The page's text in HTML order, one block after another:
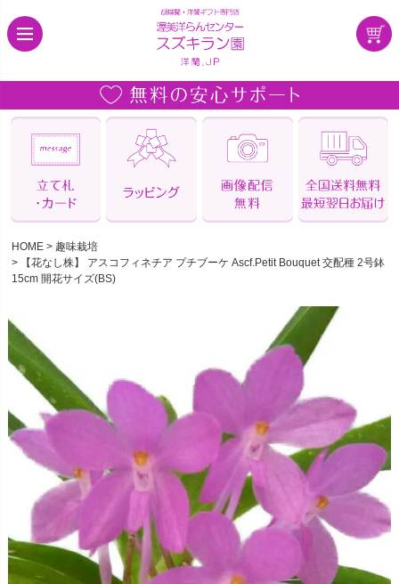
HOME
趣味栽培
【花なし株】 アスコフィネチア プチブーケ Ascf.Petit Bouquet 交配種 2号鉢
15cm 開花サイズ(BS)